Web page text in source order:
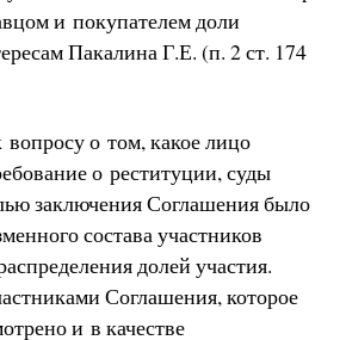
и покупателем доли
Пакалина Г.Е. (п. 2 ст. 174
о том, какое лицо
о реституции, суды
заключения Соглашения было
состава участников
долей участия.
Соглашения, которое
и в качестве